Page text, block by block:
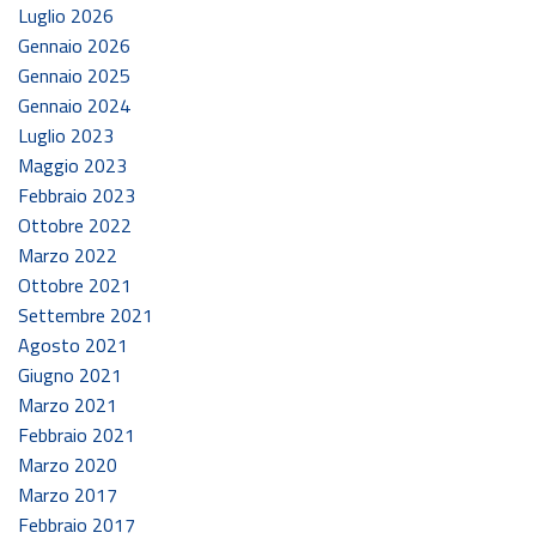
Luglio 2026
Gennaio 2026
Gennaio 2025
Gennaio 2024
Luglio 2023
Maggio 2023
Febbraio 2023
Ottobre 2022
Marzo 2022
Ottobre 2021
Settembre 2021
Agosto 2021
Giugno 2021
Marzo 2021
Febbraio 2021
Marzo 2020
Marzo 2017
Febbraio 2017